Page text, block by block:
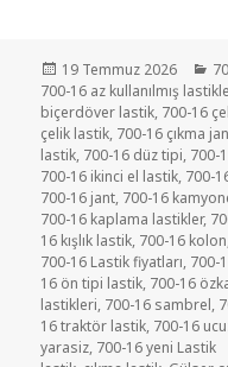
Yayın
tarihi
19 Temmuz 2026
700-16 az kullanılmış
biçerdöver lastik, 700-16
çelik lastik, 700-16 çıkma
lastik, 700-16 düz tipi, 700-
700-16 ikinci el lastik, 700-
700-16 jant, 700-16
700-16 kaplama lastikler,
16 kışlık lastik, 700-16 kolon
700-16 Lastik fiyatları, 700-
16 ön tipi lastik, 700-16
lastikleri, 700-16 sambrel,
16 traktör lastik, 700-16
yarasiz, 700-16 yeni Lastik